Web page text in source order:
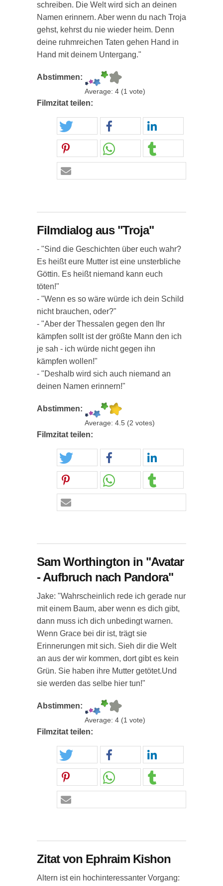
schreiben. Die Welt wird sich an deinen
Namen erinnern. Aber wenn du nach Troja
gehst, kehrst du nie wieder heim. Denn
deine ruhmreichen Taten gehen Hand in
Hand mit deinem Untergang."
Abstimmen:
Average: 4 (1 vote)
Filmzitat teilen:
Filmdialog aus "Troja"
- "Sind die Geschichten über euch wahr?
Es heißt eure Mutter ist eine unsterbliche
Göttin. Es heißt niemand kann euch
töten!"
- "Wenn es so wäre würde ich dein Schild
nicht brauchen, oder?"
- "Aber der Thessalen gegen den Ihr
kämpfen sollt ist der größte Mann den ich
je sah - ich würde nicht gegen ihn
kämpfen wollen!"
- "Deshalb wird sich auch niemand an
deinen Namen erinnern!"
Abstimmen:
Average: 4.5 (2 votes)
Filmzitat teilen:
Sam Worthington in "Avatar
- Aufbruch nach Pandora"
Jake: "Wahrscheinlich rede ich gerade nur
mit einem Baum, aber wenn es dich gibt,
dann muss ich dich unbedingt warnen.
Wenn Grace bei dir ist, trägt sie
Erinnerungen mit sich. Sieh dir die Welt
an aus der wir kommen, dort gibt es kein
Grün. Sie haben ihre Mutter getötet.Und
sie werden das selbe hier tun!"
Abstimmen:
Average: 4 (1 vote)
Filmzitat teilen:
Zitat von Ephraim Kishon
Altern ist ein hochinteressanter Vorgang: